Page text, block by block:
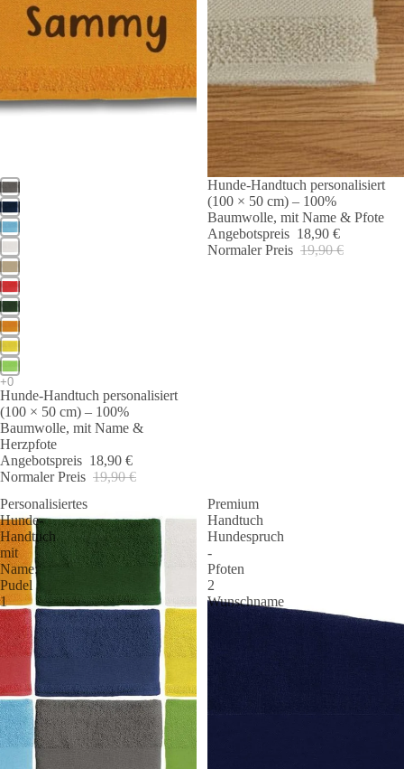
Angebot 🐾
Hunde-Handtuch personalisiert
(100 × 50 cm) – 100%
Baumwolle, mit Name &
Herzpfote
Angebotspreis 18,90 €
Normaler Preis 19,90 €
Angebot 🐾
Hunde-Handtuch personalisiert
(100 × 50 cm) – 100%
Baumwolle, mit Name & Pfote
Angebotspreis 18,90 €
Normaler Preis 19,90 €
Personalisiertes
Hunde-
Handtuch
mit
Name:
Pudel
1
Premium
Handtuch
Hundespruch
-
Pfoten
2
Wunschname